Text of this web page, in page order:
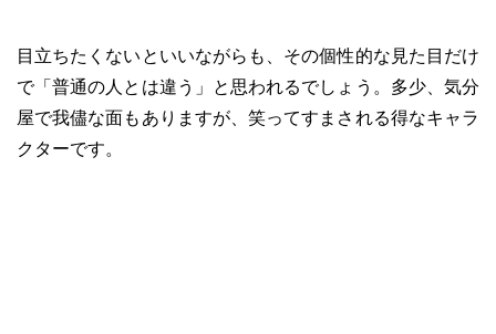
目立ちたくないといいながらも、その個性的な見た目だけ
で「普通の人とは違う」と思われるでしょう。多少、気分
屋で我儘な面もありますが、笑ってすまされる得なキャラ
クターです。